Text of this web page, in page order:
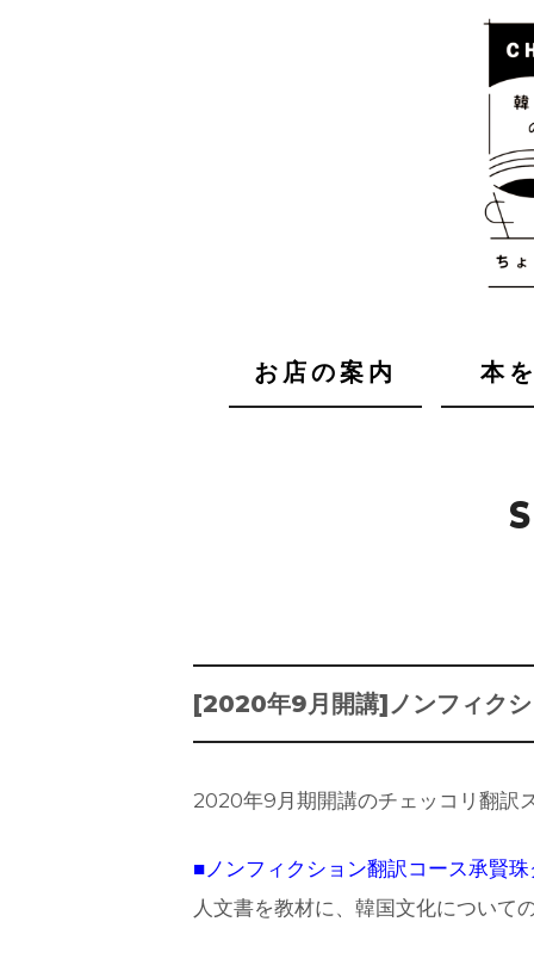
お店の案内 本
[2020年9月開講]ノンフィク
2020年9月期開講のチェッコリ翻訳
■ノンフィクション翻訳コース承賢
人文書を教材に、韓国文化について